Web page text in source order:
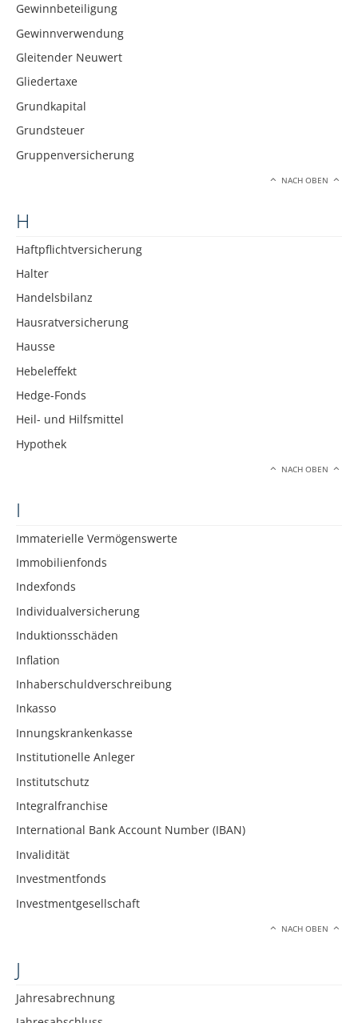
Gewinnbeteiligung
Gewinnverwendung
Gleitender Neuwert
Gliedertaxe
Grundkapital
Grundsteuer
Gruppenversicherung
NACH OBEN
H
Haftpflichtversicherung
Halter
Handelsbilanz
Hausratversicherung
Hausse
Hebeleffekt
Hedge-Fonds
Heil- und Hilfsmittel
Hypothek
NACH OBEN
I
Immaterielle Vermögenswerte
Immobilienfonds
Indexfonds
Individualversicherung
Induktionsschäden
Inflation
Inhaberschuldverschreibung
Inkasso
Innungskrankenkasse
Institutionelle Anleger
Institutschutz
Integralfranchise
International Bank Account Number (IBAN)
Invalidität
Investmentfonds
Investmentgesellschaft
NACH OBEN
J
Jahresabrechnung